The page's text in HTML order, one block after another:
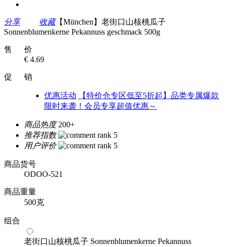
分享 收藏【München】老街口山核桃瓜子
Sonnenblumenkerne Pekannuss geschmack 500g
售 价
€ 4.69
促 销
优惠活动
【特价仓专区低至5折起】品类专属爆款
限时来袭！会员专享超值优惠～
商品热度 200+
推荐指数
用户评价
商品货号
ODOO-521
商品重量
500克
组合
老街口山核桃瓜子 Sonnenblumenkerne Pekannuss